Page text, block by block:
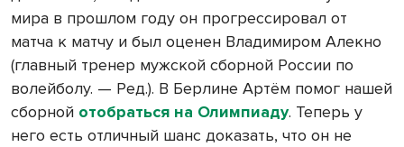
мира в прошлом году он прогрессировал от
матча к матчу и был оценен Владимиром Алекно
(главный тренер мужской сборной России по
волейболу. — Ред.). В Берлине Артём помог нашей
сборной отобраться на Олимпиаду. Теперь у
него есть отличный шанс доказать, что он не